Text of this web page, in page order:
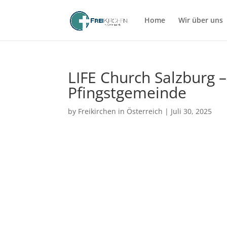
Home Wir über uns
LIFE Church Salzburg
Pfingstgemeinde
by Freikirchen in Österreich | Juli 30, 2025